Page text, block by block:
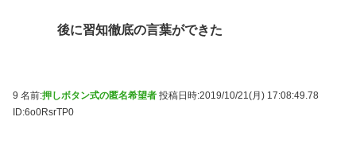
後に習知徹底の言葉ができた
9 名前:押しボタン式の匿名希望者 投稿日時:2019/10/21(月) 17:08:49.78
ID:6o0RsrTP0